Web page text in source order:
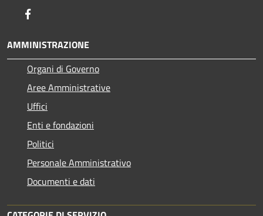
AMMINISTRAZIONE
Organi di Governo
Aree Amministrative
Uffici
Enti e fondazioni
Politici
Personale Amministrativo
Documenti e dati